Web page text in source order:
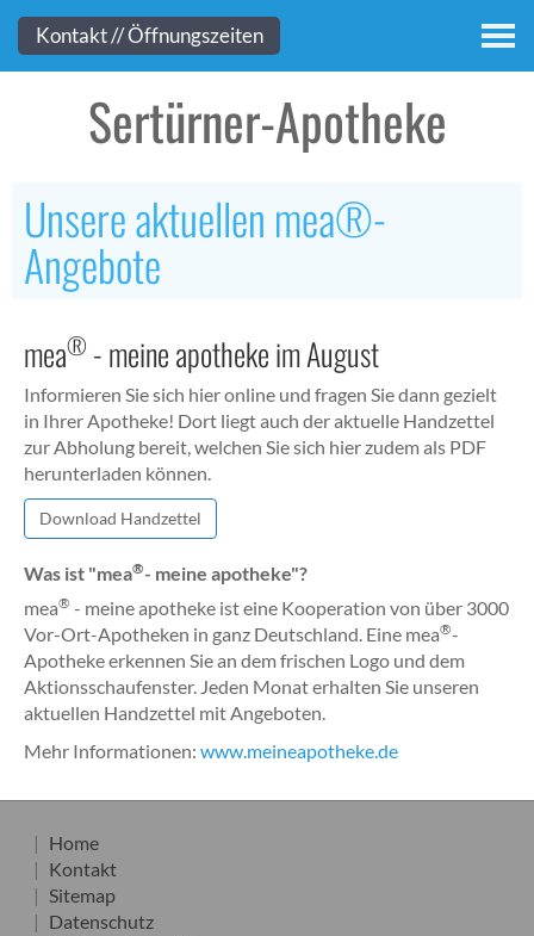
Kontakt
Sertürner-Apotheke
Unsere aktuellen mea®-
Angebote
mea® - meine apotheke im August
Informieren Sie sich hier online und fragen Sie dann gezielt
in Ihrer Apotheke! Dort liegt auch der aktuelle Handzettel
zur Abholung bereit, welchen Sie sich hier zudem als PDF
herunterladen können.
Download Handzettel
Was ist "mea®- meine apotheke"?
mea® - meine apotheke ist eine Kooperation von über 3000
Vor-Ort-Apotheken in ganz Deutschland. Eine mea®-
Apotheke erkennen Sie an dem frischen Logo und dem
Aktionsschaufenster. Jeden Monat erhalten Sie unseren
aktuellen Handzettel mit Angeboten.
Mehr Informationen: www.meineapotheke.de
Home
Kontakt
Sitemap
Datenschutz
Kontakt // Öffnungszeiten